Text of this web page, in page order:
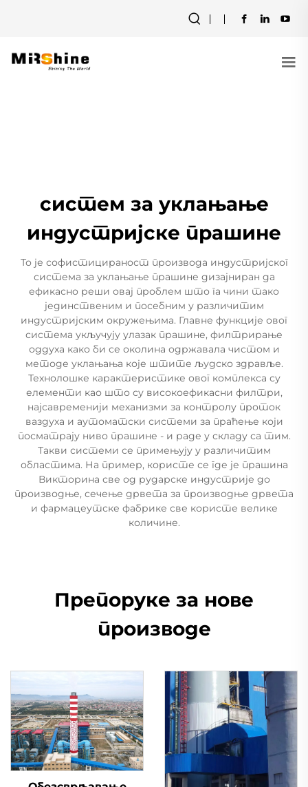
систем за уклањање
индустријске прашине
То је софистицираност производа индустријског
система за уклањање прашине дизајниран да
ефикасно реши овај проблем што га чини тако
јединственим и посебним у различитим
индустријским окружењима. Главне функције овог
система укључују улазак прашине, филтрирање
оддуха како би се околина одржавала чистом и
методе уклањања које штите људско здравље.
Технолошке карактеристике овог комплекса су
елементи као што су високоефикасни филтри,
најсавременији механизми за контролу проток
ваздуха и аутоматски системи за праћење који
посматрају ниво прашине - и раде у складу са тим.
Такви системи се примењују у различитим
областима. На пример, користе се где је прашина
Викторина све од рударске индустрије до
производње, сечење дрвета за производње дрвета
и фармацеутске фабрике све користе велике
количине.
Препоруке за нове
производе